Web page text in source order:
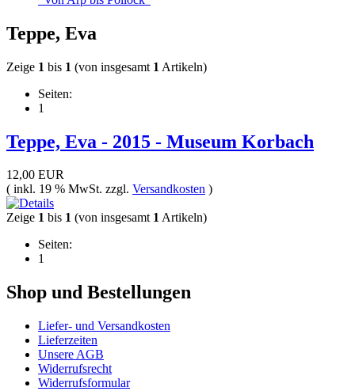
Teppe, Eva
Zeige 1 bis 1 (von insgesamt 1 Artikeln)
Seiten:
1
Teppe, Eva - 2015 - Museum Korbach
12,00 EUR
( inkl. 19 % MwSt. zzgl. Versandkosten )
Zeige 1 bis 1 (von insgesamt 1Artikeln)
Seiten:
1
Shop und Bestellungen
Liefer- und Versandkosten
Lieferzeiten
Unsere AGB
Widerrufsrecht
Widerrufsformular